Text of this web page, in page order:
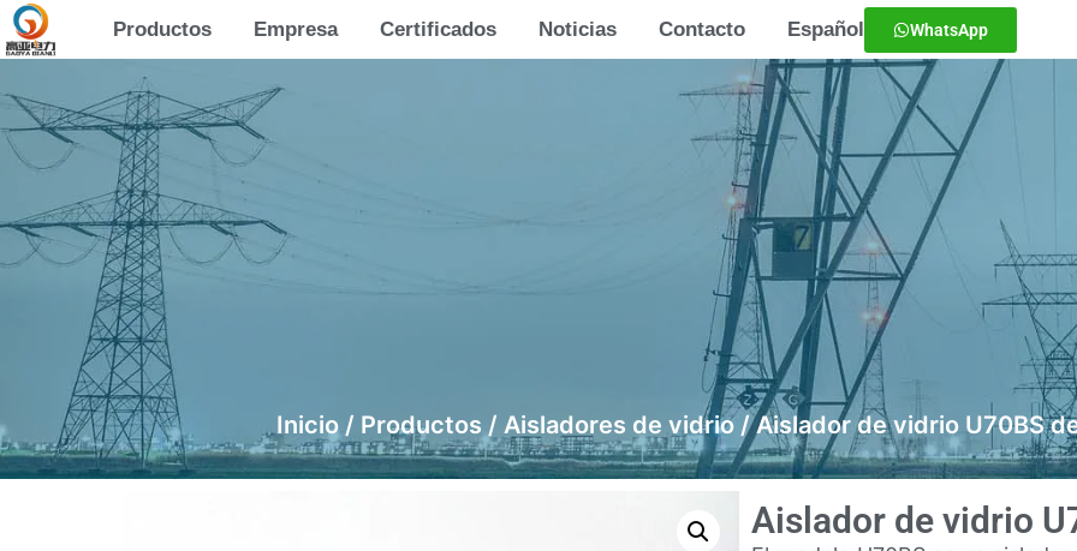
Productos Empresa Certificados Noticias Contacto Español WhatsApp
Inicio / Productos / Aisladores de vidrio/ Aislador de vidrio U70BS
Aislador de vidrio